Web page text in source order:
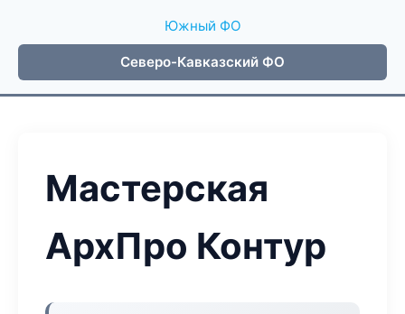
Южный ФО
Северо-Кавказский ФО
Мастерская
АрхПро Контур